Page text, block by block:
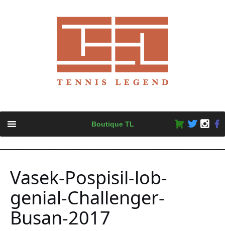
content
Boutique TL
Vasek-Pospisil-lob-
genial-Challenger-
Busan-2017